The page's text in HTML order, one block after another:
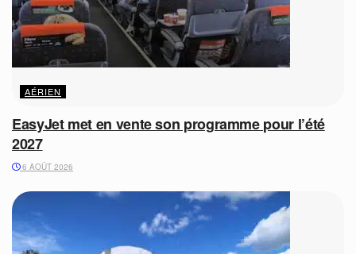
AÉRIEN
EasyJet met en vente son programme pour l’été
2027
6 AOÛT 2026